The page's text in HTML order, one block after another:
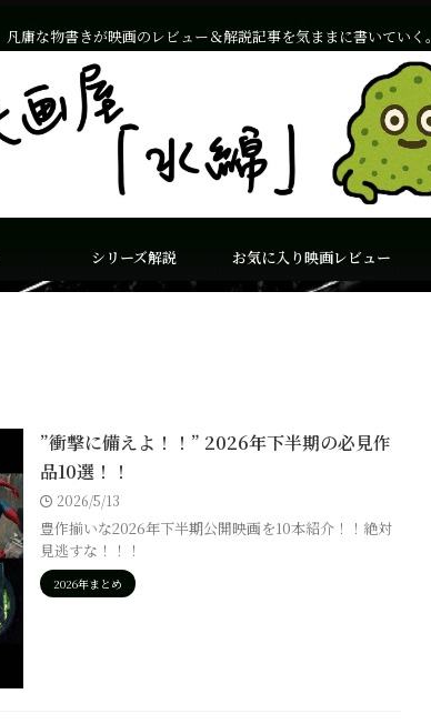
凡庸な物書きが映画のレビュー＆解説記事を気ままに書いていく。
シリーズ解説 お気に入り映画レビュー
”衝撃に備えよ！！” 2026年下半期の必見作
品10選！！
2026/5/13
豊作揃いな2026年下半期公開映画を10本紹介！！絶対
見逃すな！！！
2026年まとめ